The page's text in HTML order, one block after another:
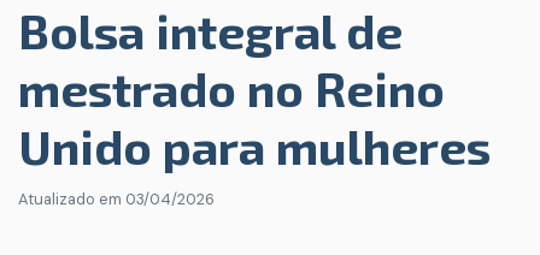
Bolsa integral de
mestrado no Reino
Unido para mulheres
Atualizado em 03/04/2026